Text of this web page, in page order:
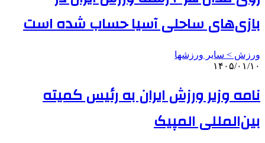
بازی‌های ساحلی آسیا حساب شده است
ورزش > سایر ورزشها
۱۴۰۵/۰۱/۱۰
نامه وزیر ورزش ایران به رئیس کمیته
بین‌المللی المپیک